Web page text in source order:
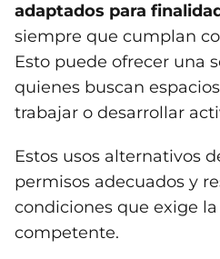
adaptados para
siempre que cumplan
Esto puede ofrecer una
quienes buscan
trabajar o desarrollar
Estos usos alternativos
permisos adecuados y
condiciones que exige
competente.